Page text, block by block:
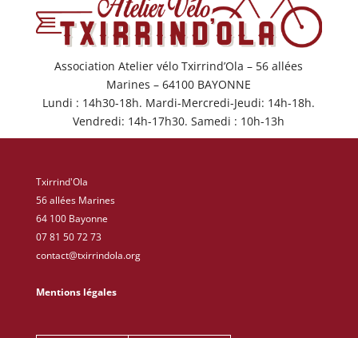
Association Atelier vélo Txirrind’Ola – 56 allées
Marines – 64100 BAYONNE
Lundi : 14h30-18h. Mardi-Mercredi-Jeudi: 14h-18h.
Vendredi: 14h-17h30. Samedi : 10h-13h
Txirrind'Ola
56 allées Marines
64 100 Bayonne
07 81 50 72 73
contact@txirrindola.org
Mentions légales